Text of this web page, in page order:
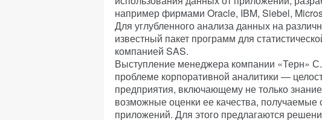
например фирмами Oracle, IBM, Siebel,
Для углубленного анализа данных на
известный пакет программ для
компанией SAS.
Выступление менеджера компании «Терн»
проблеме корпоративной аналитики —
предприятия, включающему не только
возможные оценки ее качества,
приложений. Для этого предлагаются